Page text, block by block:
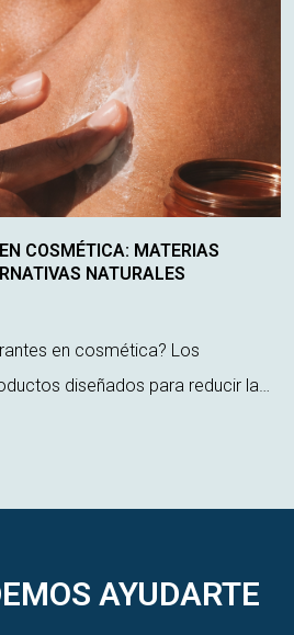
COSMÉTICA: MATERIAS
NATURALES
en cosmética? Los
diseñados para reducir la
AYUDARTE